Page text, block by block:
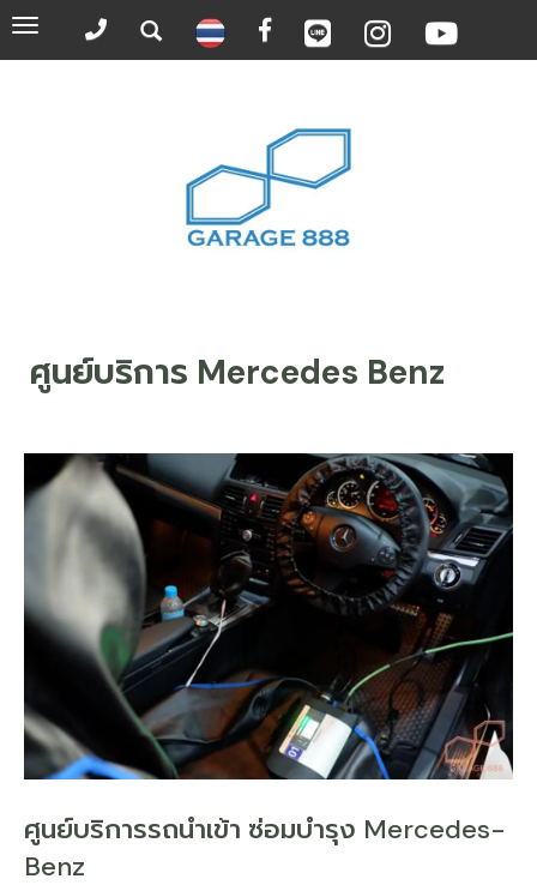
Toggle
navigation
ศูนย์บริการ Mercedes Benz
ศูนย์บริการรถนำเข้า ซ่อมบำรุง Mercedes-
Benz